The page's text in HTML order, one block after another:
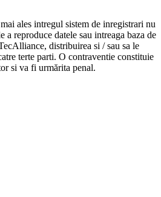
ales intregul sistem de inregistrari nu
a reproduce datele sau intreaga baza de
distribuirea si / sau sa le
terte parti. O contraventie constituie
si va fi urmărita penal.